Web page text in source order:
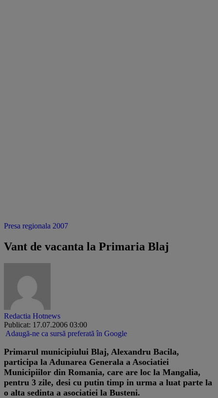
Presa regionala 2007
Vant de vacanta la Primaria Blaj
Redactia Hotnews
Publicat: 17.07.2006 03:00
Adaugă-ne ca sursă preferată în Google
Primarul municipiului Blaj, Alexandru Bacila,
participa la Adunarea Generala a Asociatiei
Municipiilor din Romania, care are loc la Mangalia,
pentru 3 zile, desi cu putin timp in urma a luat parte la
o alta sedinta a asociatiei la Busteni.